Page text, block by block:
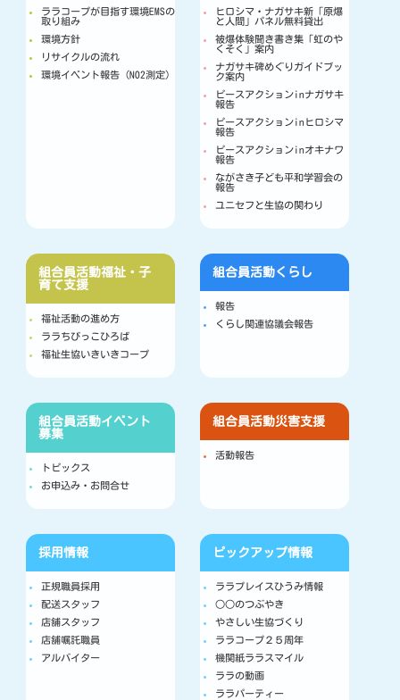
ララコープが目指す環境EMSの
取り組み
環境方針
リサイクルの流れ
環境イベント報告（NO2測定）
ヒロシマ・ナガサキ新「原爆
と人間」パネル無料貸出
被爆体験聞き書き集「虹のや
くそく」案内
ナガサキ碑めぐりガイドブッ
ク案内
ピースアクションinナガサキ
報告
ピースアクションinヒロシマ
報告
ピースアクションinオキナワ
報告
ながさき子ども平和学習会の
報告
ユニセフと生協の関わり
組合員活動福祉・子
育て支援
福祉活動の進め方
ララちびっこひろば
福祉生協いきいきコープ
組合員活動くらし
報告
くらし関連協議会報告
組合員活動イベント
募集
トピックス
お申込み・お問合せ
組合員活動災害支援
活動報告
採用情報
正規職員採用
配送スタッフ
店舗スタッフ
店舗嘱託職員
アルバイター
ピックアップ情報
ララプレイスひうみ情報
○○のつぶやき
やさしい生協づくり
ララコープ２５周年
機関紙ララスマイル
ララの動画
ララパーティー